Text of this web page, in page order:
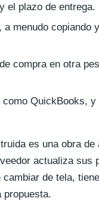
el plazo de entrega.
menudo copiando
compra en otra
QuickBooks,
es una obra
actualiza sus
de tela,
propuesta.